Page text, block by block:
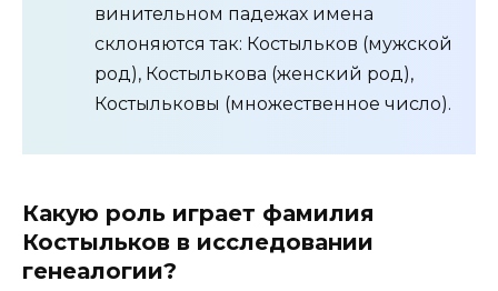
винительном падежах имена
склоняются так: Костыльков (мужской
род), Костылькова (женский род),
Костыльковы (множественное число).
Какую роль играет фамилия
Костыльков в исследовании
генеалогии?